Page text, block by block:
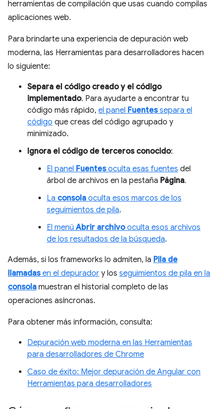
herramientas de compilación que usas cuando compilas
aplicaciones web.
Para brindarte una experiencia de depuración web
moderna, las Herramientas para desarrolladores hacen
lo siguiente:
Separa el código creado y el código
implementado. Para ayudarte a encontrar tu
código más rápido, el panel Fuentessepara el
código que creas del código agrupado y
minimizado.
Ignora el código de terceros conocido:
El panel Fuentesoculta esas fuentes del
árbol de archivos en la pestaña Página.
La consola oculta esos marcos de los
seguimientos de pila.
El menúAbrir archivooculta esos archivos
de los resultados de la búsqueda.
Además, si los frameworks lo admiten, la Pila de
llamadasen el depurador y los seguimientos de pila en la
consola muestran el historial completo de las
operaciones asíncronas.
Para obtener más información, consulta:
Depuración web moderna en las Herramientas
para desarrolladores de Chrome
Caso de éxito: Mejor depuración de Angular con
Herramientas para desarrolladores